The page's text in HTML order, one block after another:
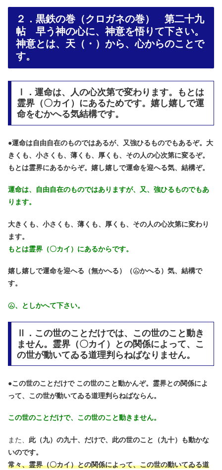
２．黒鉄の巻（クロガネの巻） 第二十九
帖 早う神の心に、神意を悟りて下さい。
神意とは、天（・）から、心からのことで
す。
Ⅰ．運命は、人の心次第で変わります。もとは
霊界（〇カイ）にあるためです。嬉し嬉しで運
命をむかへる気結構です。
●運命は自由自在のものではあるが、又強ひるものでもあるぞ。大
きくも、小さくも、薄くも、厚くも、その人の心次第に変るぞ。
もとは霊界にあるからぞ。嬉し嬉しで運命を迎へる気、結構ぞ。
運命は、自由自在のものではありますが、又、強ひるものでもあ
ります。
大きくも、小さくも、薄くも、厚くも、その人の心次第に変わり
ます。
もとは霊界（〇カイ）にあるからです。
嬉し嬉しで運命を迎へる（無かへる）（㋰かへる）気、結構で
す。
㋰、としかへて下さい。
Ⅱ．この世のことだけでは、この世のこと動き
ません。霊界（〇カイ）との関係によって、こ
の世が動いてゐる道理判らねばなりません。
●この世のことだけで この世のこと動かんぞ。霊界との関係によ
って、この世が動いてゐる道理判らねばならん。
この世のことだけで、この世のこと動きません。
また、 此（九）の九十、だけで、此の世のこと（九十）も動かな
いのです。
常々、霊界（〇カイ）との関係によって、この世の動いてゐる道